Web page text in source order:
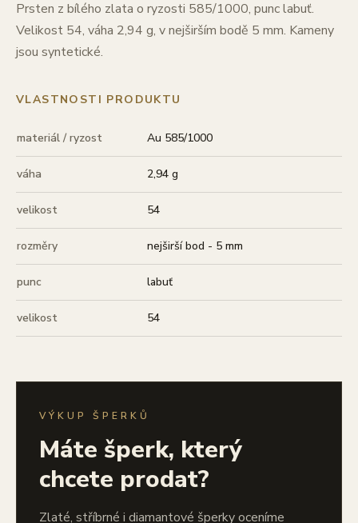
Prsten z bílého zlata o ryzosti 585/1000, punc labuť.
Velikost 54, váha 2,94 g, v nejširším bodě 5 mm. Kameny
jsou syntetické.
VLASTNOSTI PRODUKTU
materiál / ryzost Au 585/1000
váha 2,94 g
velikost 54
rozměry nejširší bod - 5 mm
punc labuť
velikost 54
VÝKUP ŠPERKŮ
Máte šperk, který
chcete prodat?
Zlaté, stříbrné i diamantové šperky oceníme